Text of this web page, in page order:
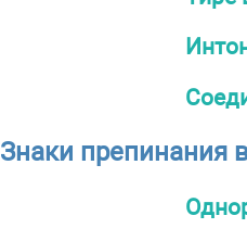
Знаки препинания